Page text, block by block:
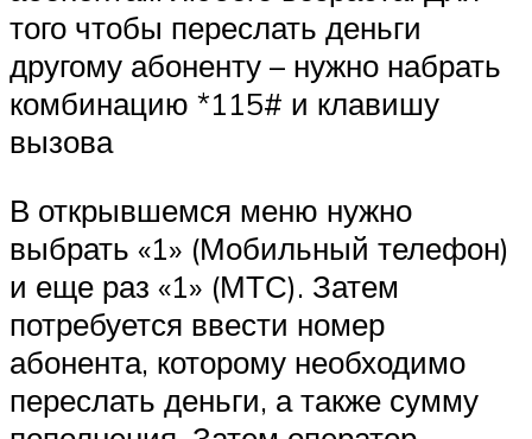
того чтобы переслать деньги
другому абоненту – нужно набрать
комбинацию *115# и клавишу
вызова
В открывшемся меню нужно
выбрать «1» (Мобильный телефон)
и еще раз «1» (МТС). Затем
потребуется ввести номер
абонента, которому необходимо
переслать деньги, а также сумму